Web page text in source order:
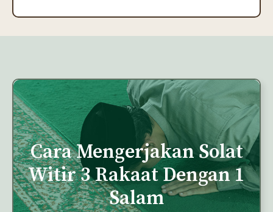
Cara Mengerjakan Solat
Witir 3 Rakaat Dengan 1
Salam